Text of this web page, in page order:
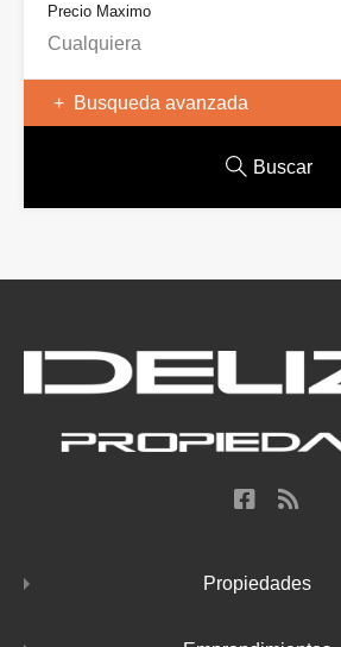
Precio Maximo
Cualquiera
Busqueda avanzada
Buscar
Propiedades